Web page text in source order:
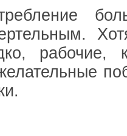
рабочие,